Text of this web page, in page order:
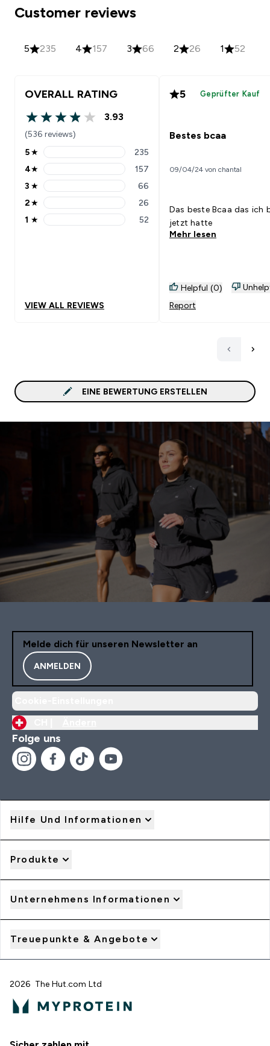
Customer reviews
5 235 4 157 3 66 2 26 1 52
OVERALL RATING
3.93 out of 5 stars
3.93
(536 reviews)
5 stars rating 235 reviews
5★ 235
4 stars rating 157 reviews
4★ 157
3 stars rating 66 reviews
3 ★ 66
2 stars rating 26 reviews
2★ 26
1 stars rating 52 reviews
1 ★ 52
VIEW ALL REVIEWS
5 Geprüfter Kauf
Bestes bcaa
09/04/24 von chantal
Das beste Bcaa das ich
jetzt hatte
Mehr lesen
Helpful (0)
Report
EINE BEWERTUNG ERSTELLEN
Melde dich für unseren Newsletter an
ANMELDEN
Folge uns
Hilfe Und Informationen
Produkte
Unternehmens Informationen
Treuepunkte & Angebote
2026 The Hut.com Ltd